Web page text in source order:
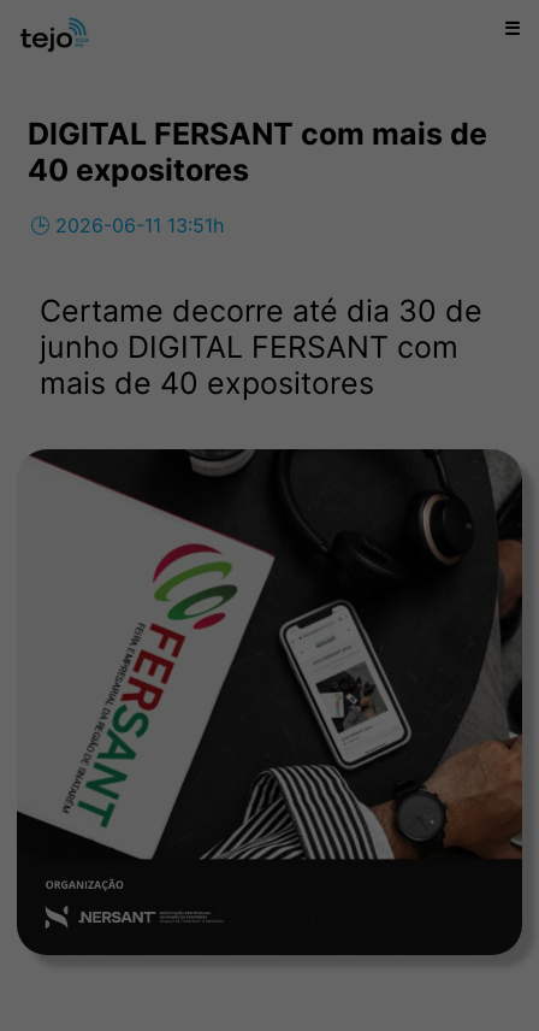
☰
DIGITAL FERSANT com mais de
40 expositores
🕒 2026-06-11 13:51h
Certame decorre até dia 30 de
junho DIGITAL FERSANT com
mais de 40 expositores